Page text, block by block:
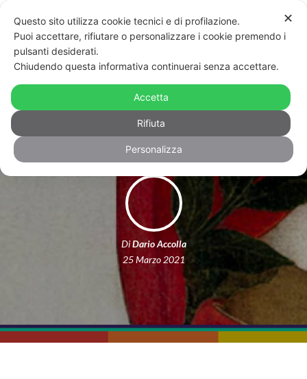
Dantedì e sodomia, qual era l’idea del
poeta fiorentino sull’omosessualità?
DiDario Accolla
25 Marzo 2021
✕
Questo sito utilizza cookie tecnici e di profilazione.
Puoi accettare, rifiutare o personalizzare i cookie premendo i
pulsanti desiderati.
Chiudendo questa informativa continuerai senza accettare.
Accetta
Rifiuta
Personalizza